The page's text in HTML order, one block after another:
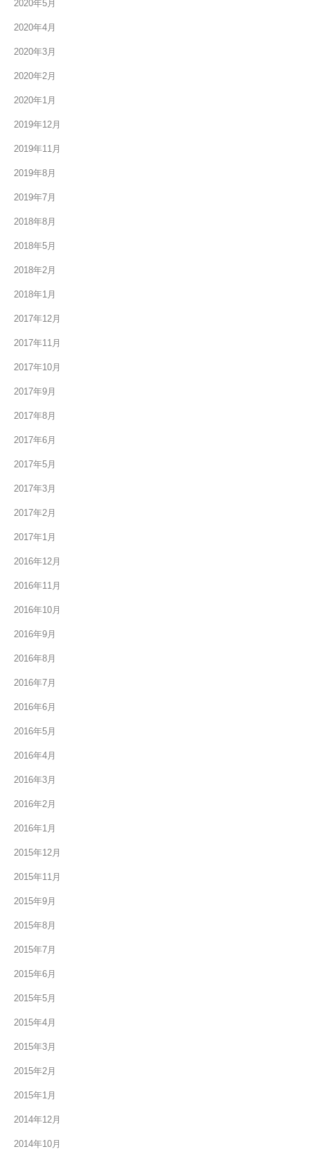
2020年5月
2020年4月
2020年3月
2020年2月
2020年1月
2019年12月
2019年11月
2019年8月
2019年7月
2018年8月
2018年5月
2018年2月
2018年1月
2017年12月
2017年11月
2017年10月
2017年9月
2017年8月
2017年6月
2017年5月
2017年3月
2017年2月
2017年1月
2016年12月
2016年11月
2016年10月
2016年9月
2016年8月
2016年7月
2016年6月
2016年5月
2016年4月
2016年3月
2016年2月
2016年1月
2015年12月
2015年11月
2015年9月
2015年8月
2015年7月
2015年6月
2015年5月
2015年4月
2015年3月
2015年2月
2015年1月
2014年12月
2014年10月